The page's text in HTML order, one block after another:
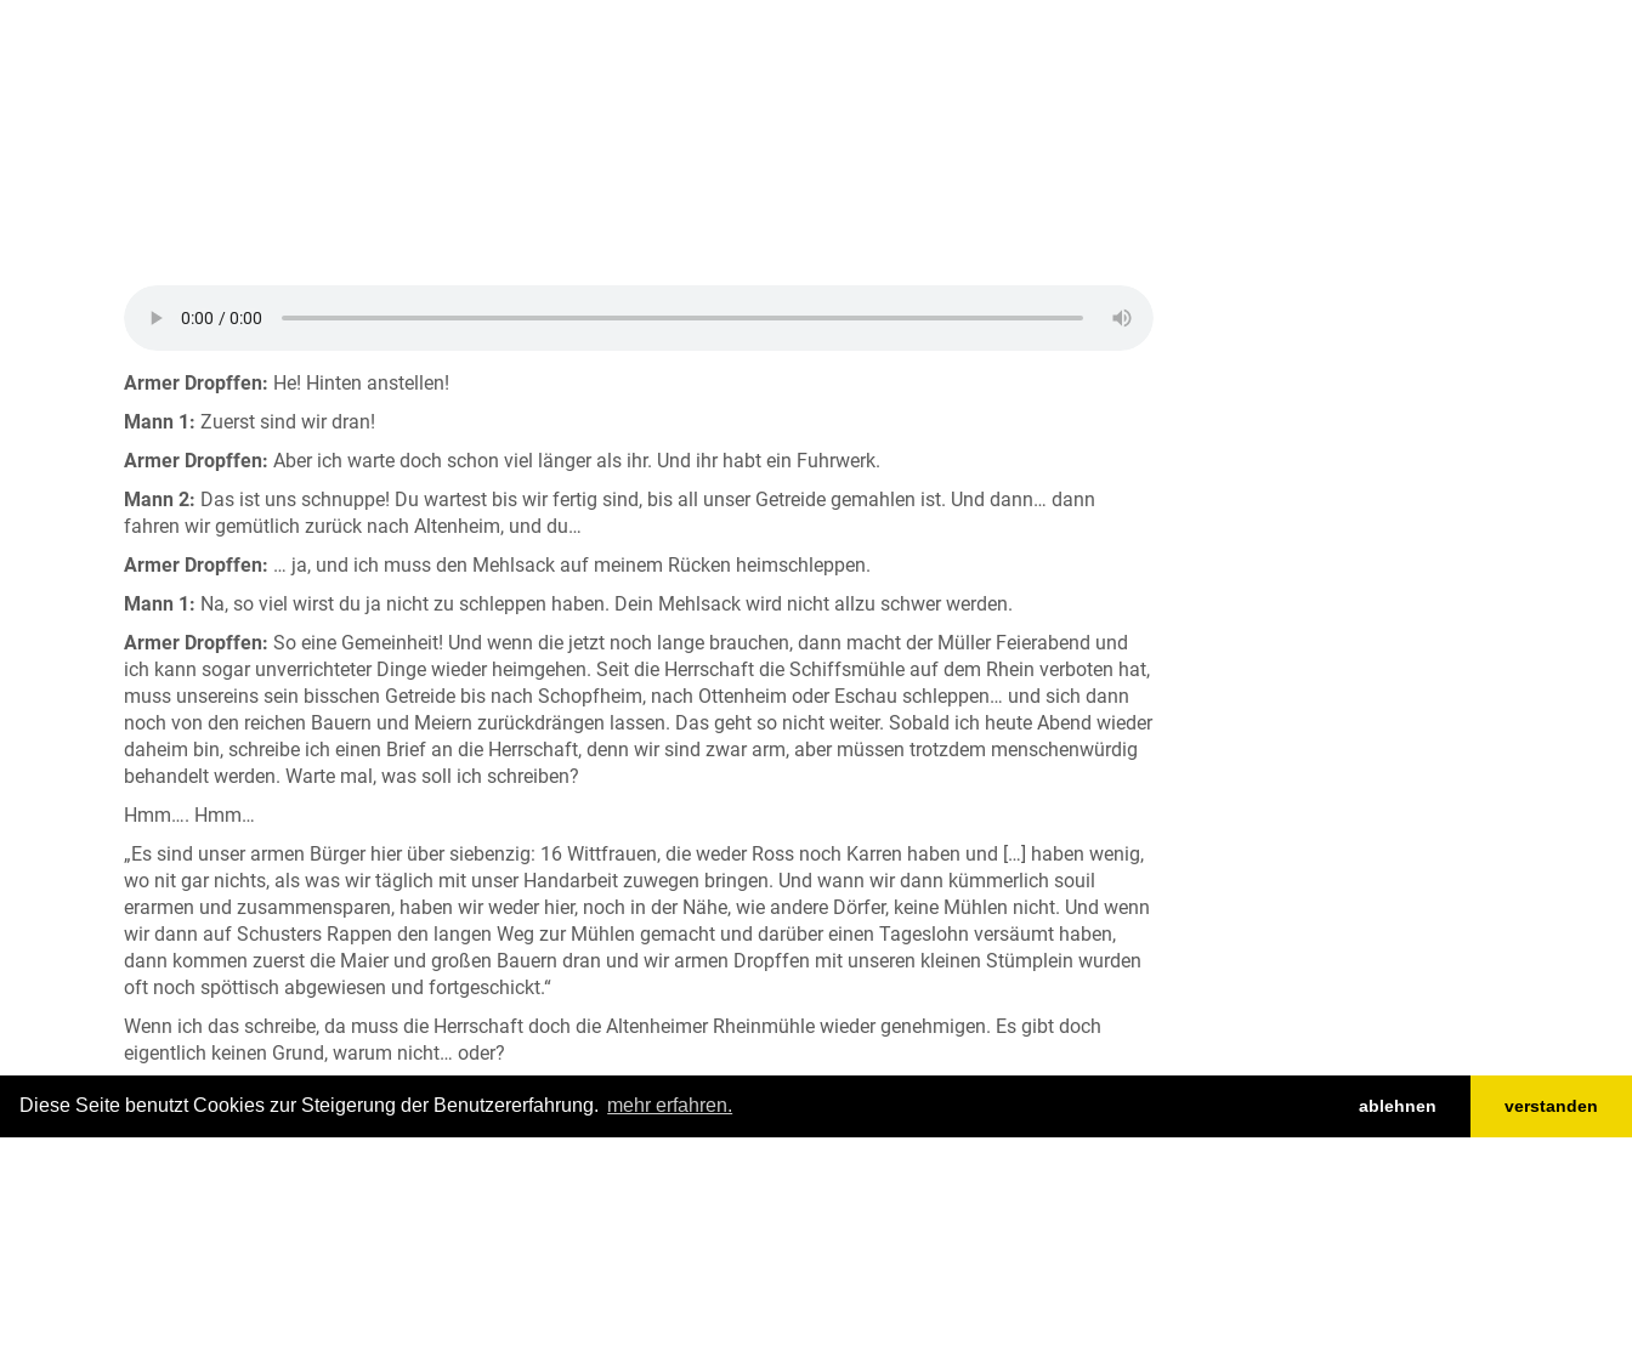
Diese Seite benutzt Cookies zur Steigerung der Benutzererfahrung. mehr erfahren. ablehnen verstanden
Armer Dropffen: He! Hinten anstellen!
Mann 1: Zuerst sind wir dran!
Armer Dropffen: Aber ich warte doch schon viel länger als ihr. Und ihr habt ein Fuhrwerk.
Mann 2: Das ist uns schnuppe! Du wartest bis wir fertig sind, bis all unser Getreide gemahlen ist. Und dann… dann
fahren wir gemütlich zurück nach Altenheim, und du…
Armer Dropffen: … ja, und ich muss den Mehlsack auf meinem Rücken heimschleppen.
Mann 1: Na, so viel wirst du ja nicht zu schleppen haben. Dein Mehlsack wird nicht allzu schwer werden.
Armer Dropffen: So eine Gemeinheit! Und wenn die jetzt noch lange brauchen, dann macht der Müller Feierabend und
ich kann sogar unverrichteter Dinge wieder heimgehen. Seit die Herrschaft die Schiffsmühle auf dem Rhein verboten hat,
muss unsereins sein bisschen Getreide bis nach Schopfheim, nach Ottenheim oder Eschau schleppen… und sich dann
noch von den reichen Bauern und Meiern zurückdrängen lassen. Das geht so nicht weiter. Sobald ich heute Abend wieder
daheim bin, schreibe ich einen Brief an die Herrschaft, denn wir sind zwar arm, aber müssen trotzdem menschenwürdig
behandelt werden. Warte mal, was soll ich schreiben?
Hmm…. Hmm…
„Es sind unser armen Bürger hier über siebenzig: 16 Wittfrauen, die weder Ross noch Karren haben und […] haben wenig,
wo nit gar nichts, als was wir täglich mit unser Handarbeit zuwegen bringen. Und wann wir dann kümmerlich souil
erarmen und zusammensparen, haben wir weder hier, noch in der Nähe, wie andere Dörfer, keine Mühlen nicht. Und wenn
wir dann auf Schusters Rappen den langen Weg zur Mühlen gemacht und darüber einen Tageslohn versäumt haben,
dann kommen zuerst die Maier und großen Bauern dran und wir armen Dropffen mit unseren kleinen Stümplein wurden
oft noch spöttisch abgewiesen und fortgeschickt.“
Wenn ich das schreibe, da muss die Herrschaft doch die Altenheimer Rheinmühle wieder genehmigen. Es gibt doch
eigentlich keinen Grund, warum nicht… oder?